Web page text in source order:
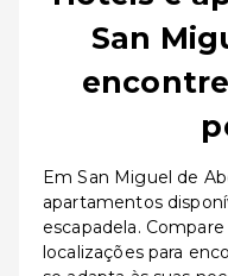
San
Em San Miguel de
apartamentos
escapadela.
localizações para